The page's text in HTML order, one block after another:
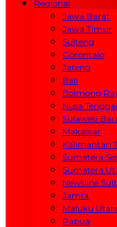
Regional
Jawa Barat
Jawa Timur
Sulteng
Gorontalo
Jateng
Bali
Bolmong
Nusa
Sulawesi
Makassar
Kalimantan
Sumatera
Sumatera
Newsline
Jambi
Maluku
Papua